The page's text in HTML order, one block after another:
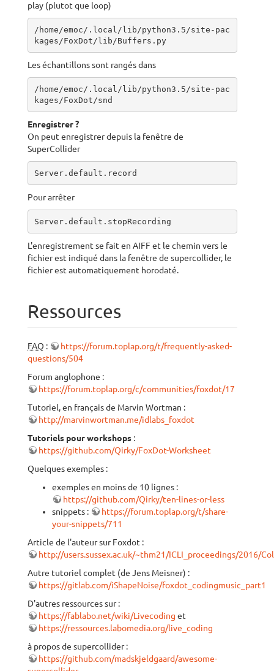
play (plutot que loop)
/home/emoc/.local/lib/python3.5/site-pac
kages/FoxDot/lib/Buffers.py
Les échantillons sont rangés dans
/home/emoc/.local/lib/python3.5/site-pac
kages/FoxDot/snd
Enregistrer ?
On peut enregistrer depuis la fenêtre de
SuperCollider
Server.default.record
Pour arrêter
Server.default.stopRecording
L'enregistrement se fait en AIFF et le chemin vers le
fichier est indiqué dans la fenêtre de supercollider, le
fichier est automatiquement horodaté.
Ressources
FAQ :
https://forum.toplap.org/t/frequently-asked-
questions/504
Forum anglophone :
https://forum.toplap.org/c/communities/foxdot/17
Tutoriel, en français de Marvin Wortman :
http://marvinwortman.me/idlabs_foxdot
Tutoriels pour workshops :
https://github.com/Qirky/FoxDot-Worksheet
Quelques exemples :
exemples en moins de 10 lignes :
https://github.com/Qirky/ten-lines-or-less
snippets :
https://forum.toplap.org/t/share-
your-snippets/711
Article de l'auteur sur Foxdot :
http://users.sussex.ac.uk/~thm21/ICLI_proceedings/2016/
Autre tutoriel complet (de Jens Meisner) :
https://gitlab.com/iShapeNoise/foxdot_codingmusic_part1
D'autres ressources sur :
https://fablabo.net/wiki/Livecoding et
https://ressources.labomedia.org/live_coding
à propos de supercollider :
https://github.com/madskjeldgaard/awesome-